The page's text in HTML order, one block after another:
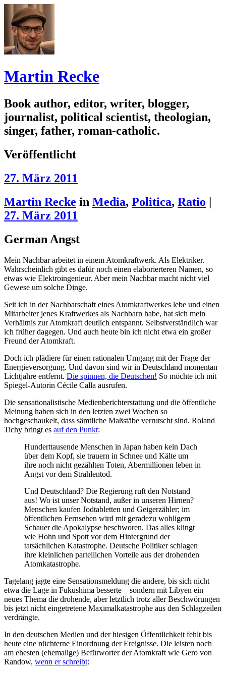
Martin Recke
Book author, editor, writer, blogger,
journalist, political scientist, theologian,
singer, father, roman-catholic.
Veröffentlicht
27. März 2011
Martin Recke in Media, Politica, Ratio |
27. März 2011
German Angst
Mein Nachbar arbeitet in einem Atomkraftwerk. Als Elektriker.
Wahrscheinlich gibt es dafür noch einen elaborierteren Namen, so
etwas wie Elektroingenieur. Aber mein Nachbar macht nicht viel
Gewese um solche Dinge.
Seit ich in der Nachbarschaft eines Atomkraftwerkes lebe und einen
Mitarbeiter jenes Kraftwerkes als Nachbarn habe, hat sich mein
Verhältnis zur Atomkraft deutlich entspannt. Selbstverständlich war
ich früher dagegen. Und auch heute bin ich nicht etwa ein großer
Freund der Atomkraft.
Doch ich plädiere für einen rationalen Umgang mit der Frage der
Energieversorgung. Und davon sind wir in Deutschland momentan
Lichtjahre entfernt. Die spinnen, die Deutschen! So möchte ich mit
Spiegel-Autorin Cécile Calla ausrufen.
Die sensationalistische Medienberichterstattung und die öffentliche
Meinung haben sich in den letzten zwei Wochen so
hochgeschaukelt, dass sämtliche Maßstäbe verrutscht sind. Roland
Tichy bringt es auf den Punkt:
Hunderttausende Menschen in Japan haben kein Dach
über dem Kopf, sie trauern in Schnee und Kälte um
ihre noch nicht gezählten Toten, Abermillionen leben in
Angst vor dem Strahlentod.
Und Deutschland? Die Regierung ruft den Notstand
aus! Wo ist unser Notstand, außer in unseren Hirnen?
Menschen kaufen Jodtabletten und Geigerzähler; im
öffentlichen Fernsehen wird mit geradezu wohligem
Schauer die Apokalypse beschworen. Das alles klingt
wie Hohn und Spott vor dem Hintergrund der
tatsächlichen Katastrophe. Deutsche Politiker schlagen
ihre kleinlichen parteilichen Vorteile aus der drohenden
Atomkatastrophe.
Tagelang jagte eine Sensationsmeldung die andere, bis sich nicht
etwa die Lage in Fukushima besserte – sondern mit Libyen ein
neues Thema die drohende, aber letztlich trotz aller Beschwörungen
bis jetzt nicht eingetretene Maximalkatastrophe aus den Schlagzeilen
verdrängte.
In den deutschen Medien und der hiesigen Öffentlichkeit fehlt bis
heute eine nüchterne Einordnung der Ereignisse. Die leisten noch
am ehesten (ehemalige) Befürworter der Atomkraft wie Gero von
Randow, wenn er schreibt: